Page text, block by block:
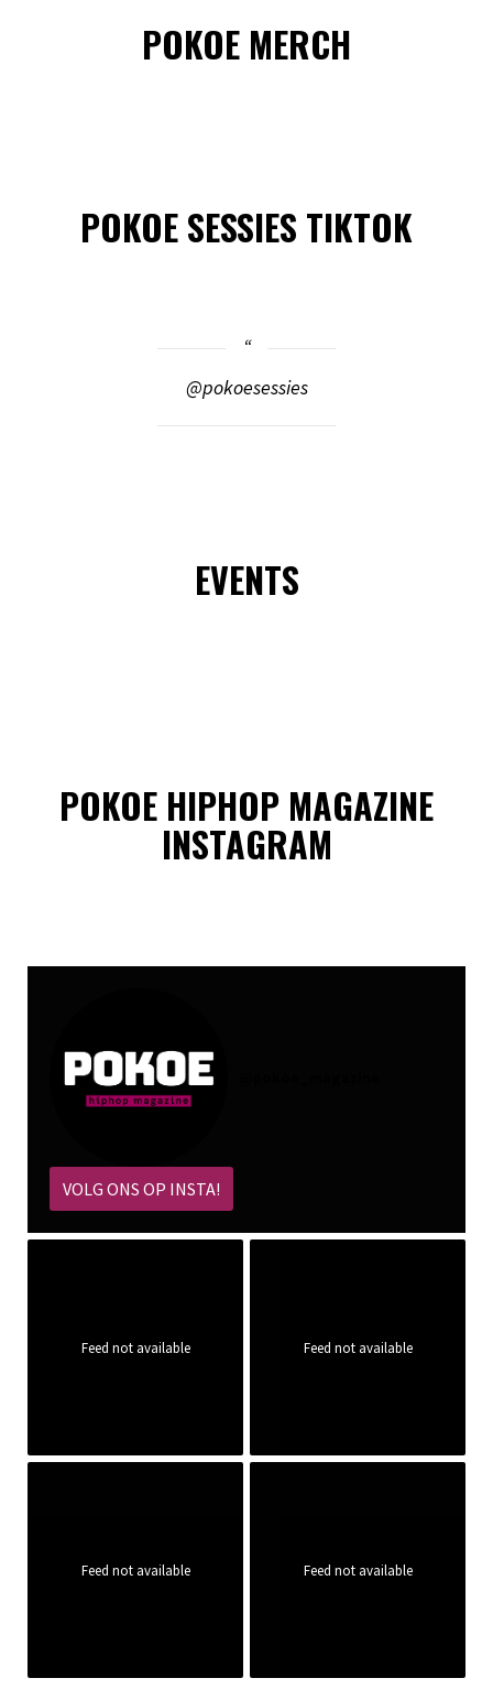
POKOE MERCH
POKOE SESSIES TIKTOK
@pokoesessies
EVENTS
POKOE HIPHOP MAGAZINE
INSTAGRAM
VOLG ONS OP INSTA!
Feed not available Feed not available
Feed not available Feed not available